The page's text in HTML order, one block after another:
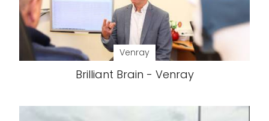
Venray
Brilliant Brain - Venray